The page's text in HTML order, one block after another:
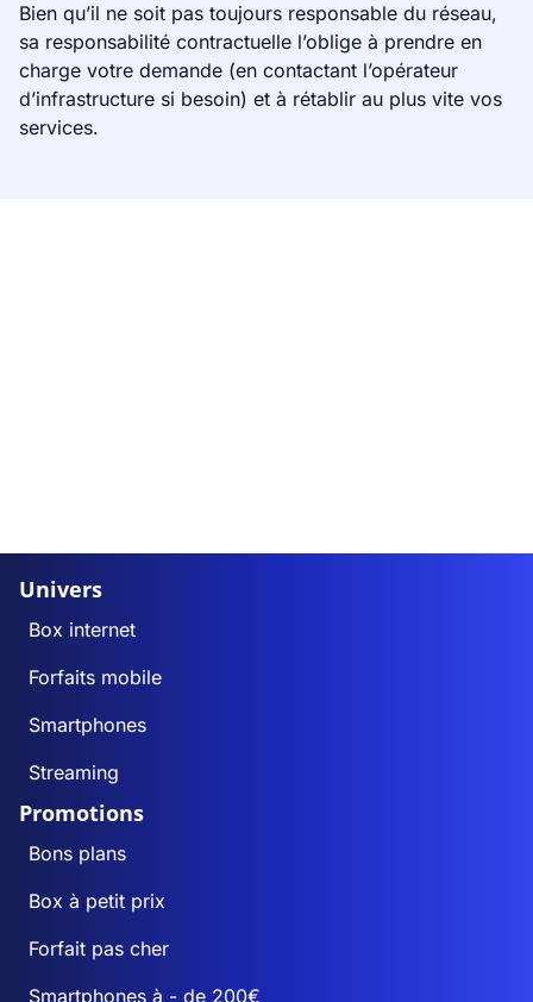
Bien qu’il ne soit pas toujours responsable du réseau,
sa responsabilité contractuelle l’oblige à prendre en
charge votre demande (en contactant l’opérateur
d’infrastructure si besoin) et à rétablir au plus vite vos
services.
Univers
Box internet
Forfaits mobile
Smartphones
Streaming
Promotions
Bons plans
Box à petit prix
Forfait pas cher
Smartphones à - de 200€